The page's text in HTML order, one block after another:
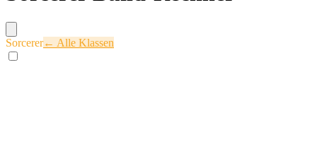
Sorcerer← Alle Klassen